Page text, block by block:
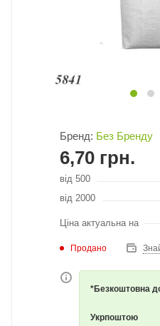
Бренд: Без Бренду
6,70 грн.
від 500
від 2000
Ціна актуальна на
Продано
*Безкоштовна
Укрпоштою